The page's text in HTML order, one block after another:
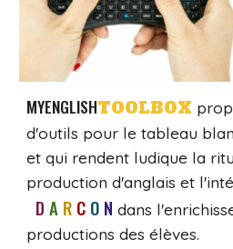
MYENGLISHTOOLBOX
d'outils pour le tableau
et qui rendent ludique la
production d'anglais et
D IA R C O N dans
productions des élèves.